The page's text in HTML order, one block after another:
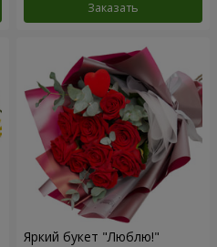
Заказать
Яркий букет "Люблю!"